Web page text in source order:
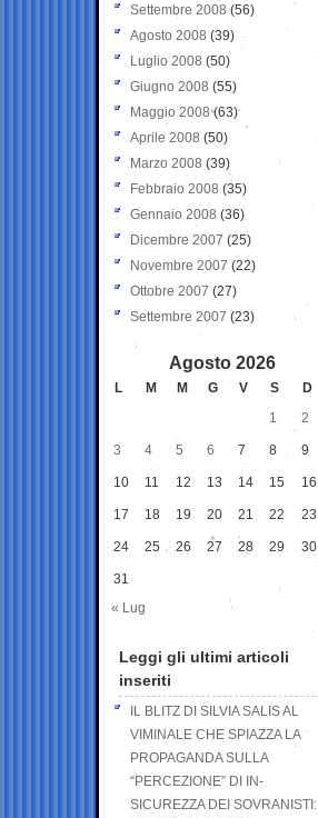
Settembre 2008 (56)
Agosto 2008 (39)
Luglio 2008 (50)
Giugno 2008 (55)
Maggio 2008(63)
Aprile 2008 (50)
Marzo 2008 (39)
Febbraio 2008 (35)
Gennaio 2008 (36)
Dicembre 2007 (25)
Novembre 2007 (22)
Ottobre 2007 (27)
Settembre 2007 (23)
Agosto 2026
L M M G V S
D
1
2
3 4 5 6 7 8 9
10 11 12 13 14 15 16
17 18 19 20 21 22 23
24 25 26 27 28 29 30
31
« Lug
Leggi gli ultimi articoli
inseriti
IL BLITZ DI SILVIA SALIS AL
VIMINALE CHE SPIAZZA LA
PROPAGANDA SULLA
“PERCEZIONE” DI IN-
SICUREZZA DEI SOVRANISTI: